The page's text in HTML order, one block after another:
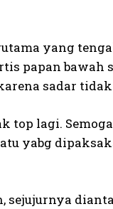
yang
papan bawah
sadar
top lagi.
yabg
sejujurnya